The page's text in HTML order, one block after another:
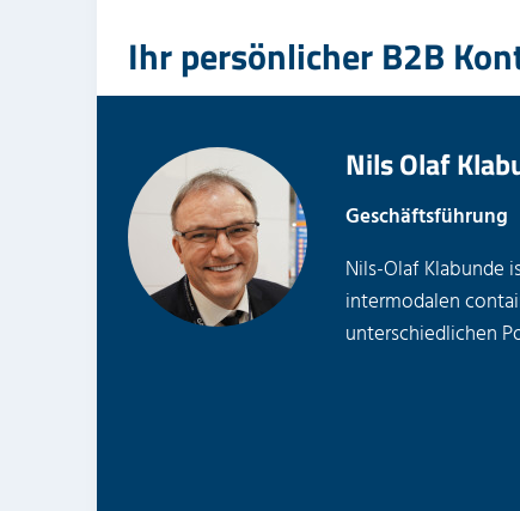
Ihr persönlicher B2B
Nils Olaf
Geschäftsführung
Nils-Olaf Klabunde
intermodalen
unterschiedlichen